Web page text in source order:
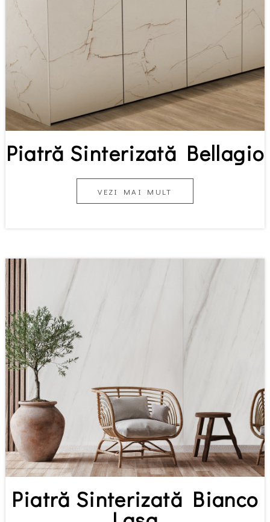
Piatră Sinterizată Bellagio
VEZI MAI MULT
Piatră Sinterizată Bianco